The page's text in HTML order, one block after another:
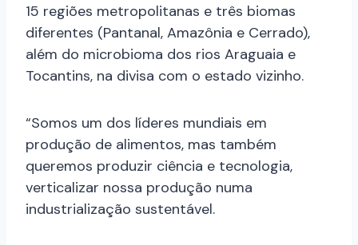
15 regiões metropolitanas e três biomas
diferentes (Pantanal, Amazônia e Cerrado),
além do microbioma dos rios Araguaia e
Tocantins, na divisa com o estado vizinho.
“Somos um dos líderes mundiais em
produção de alimentos, mas também
queremos produzir ciência e tecnologia,
verticalizar nossa produção numa
industrialização sustentável.